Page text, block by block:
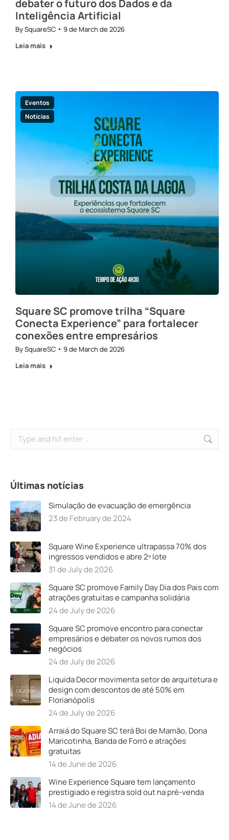
debater o futuro dos Dados e da
Inteligência Artificial
BySquareSC
9 de March de 2026
Leia mais
Eventos
Notícias
Square SC promove trilha “Square
Conecta Experience” para fortalecer
conexões entre empresários
BySquareSC
9 de March de 2026
Leia mais
Últimas notícias
Simulação de evacuação de emergência
23 de February de 2024
Square Wine Experience ultrapassa 70% dos
ingressos vendidos e abre 2º lote
31 de July de 2026
Square SC promove Family Day Dia dos Pais com
atrações gratuitas e campanha solidária
24 de July de 2026
Square SC promove encontro para conectar
empresários e debater os novos rumos dos
negócios
24 de July de 2026
Liquida Decor movimenta setor de arquitetura e
design com descontos de até 50% em
Florianópolis
24 de July de 2026
Arraiá do Square SC terá Boi de Mamão, Dona
Maricotinha, Banda de Forró e atrações
gratuitas
14 de June de 2026
Wine Experience Square tem lançamento
prestigiado e registra sold out na pré-venda
14 de June de 2026